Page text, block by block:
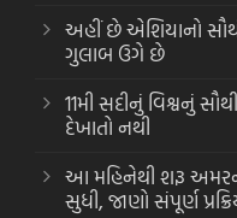
અહીં છે એશિયાનો
ગુલાબ ઉગે છે
11મી સદીનું વિશ્વનું
દેખાતો નથી
આ મહિનેથી શરૂ
સુધી, જાણો સંપૂર્ણ